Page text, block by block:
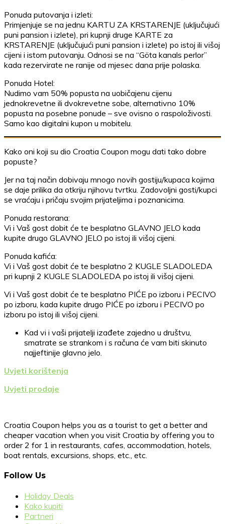
Ponuda putovanja i izleti:
Primjenjuje se na jednu KARTU ZA KRSTARENJE (uključujući
puni pansion i izlete), pri kupnji druge KARTE za
KRSTARENJE (uključujući puni pansion i izlete) po istoj ili višoj
cijeni i istom putovanju. Odnosi se na “Göta kanals perlor”
kada rezervirate ne ranije od mjesec dana prije polaska.
Ponuda Hotel:
Nudimo vam 50% popusta na uobičajenu cijenu
jednokrevetne ili dvokrevetne sobe, alternativno 10%
popusta na posebne ponude – sve ovisno o raspoloživosti.
Samo kao digitalni kupon u mobitelu.
Kako oni koji su dio Croatia Coupon mogu dati tako dobre
popuste?
Jer na taj način dobivaju mnogo novih gostiju/kupaca kojima
se daje prilika da otkriju njihovu tvrtku. Zadovoljni gosti/kupci
se vraćaju i pričaju svojim prijateljima i poznanicima.
Ponuda restorana:
Vi i Vaš gost dobit će te besplatno GLAVNO JELO kada
kupite drugo GLAVNO JELO po istoj ili višoj cijeni.
Ponuda kafića:
Vi i Vaš gost dobit će te besplatno 2 KUGLE SLADOLEDA
pri kupnji 2 KUGLE SLADOLEDA po istoj ili višoj cijeni.
Vi i Vaš gost dobit će te besplatno PIĆE po izboru i PECIVO
po izboru, kada kupite drugo PIĆE po izboru i PECIVO po
izboru po istoj ili višoj cijeni.
Kad vi i vaši prijatelji izađete zajedno u društvu,
smatrate se strankom i s računa će vam biti skinuto
najjeftinije glavno jelo.
Uvjeti korištenja
Uvjeti prodaje
Croatia Coupon helps you as a tourist to get a better and
cheaper vacation when you visit Croatia by offering you to
order 2 for 1 in restaurants, cafes, accommodation, hotels,
boat rentals, excursions, shops, etc., etc.
Follow Us
Holiday Deals
Kako kupiti
Partneri